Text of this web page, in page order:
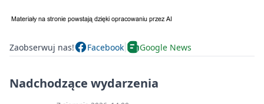
Zaobserwuj nas! Facebook Google News
Nadchodzące wydarzenia